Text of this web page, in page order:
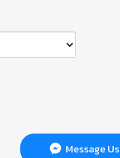
Message Us